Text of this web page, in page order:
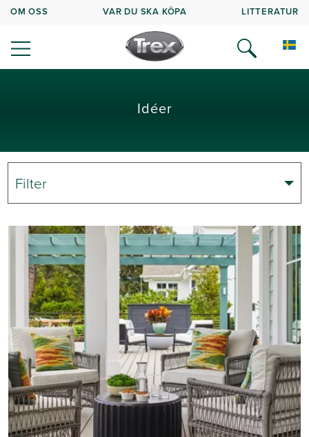
OM OSS VAR DU SKA KÖPA LITTERATUR
Idéer
Filter